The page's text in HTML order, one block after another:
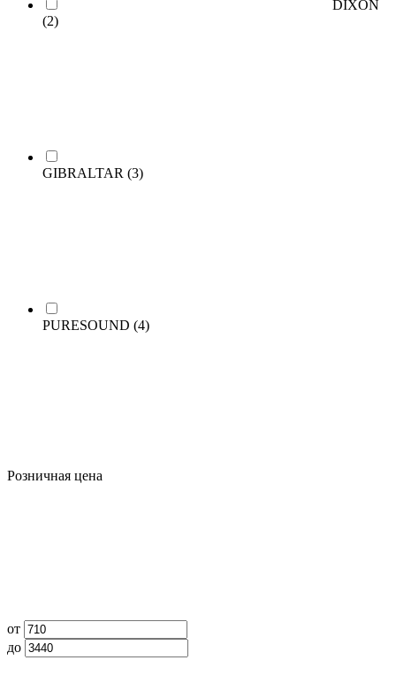
DIXON
(2)
GIBRALTAR (3)
PURESOUND (4)
Розничная цена
от
до